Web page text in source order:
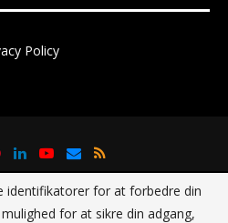
Policy
identifikatorer for at forbedre din
for at sikre din adgang,